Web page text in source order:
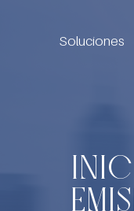
Soluciones